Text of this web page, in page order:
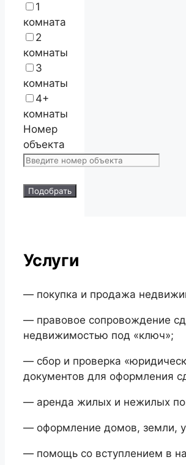
1
комната
2
комнаты
3
комнаты
4+
комнаты
Номер
объекта
Подобрать
Услуги
— покупка и продажа
— правовое сопровождение
недвижимостью под «ключ»;
— сбор и проверка
документов для оформления
— аренда жилых и нежилых
— оформление домов, земли,
— помощь со вступлением в